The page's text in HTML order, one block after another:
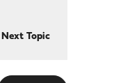
Next Topic